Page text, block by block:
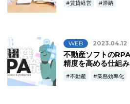
賃貸経営 滞納
WEB 2023.04.12
不動産ソフトの
精度を高める仕組
不動産 業務効率化